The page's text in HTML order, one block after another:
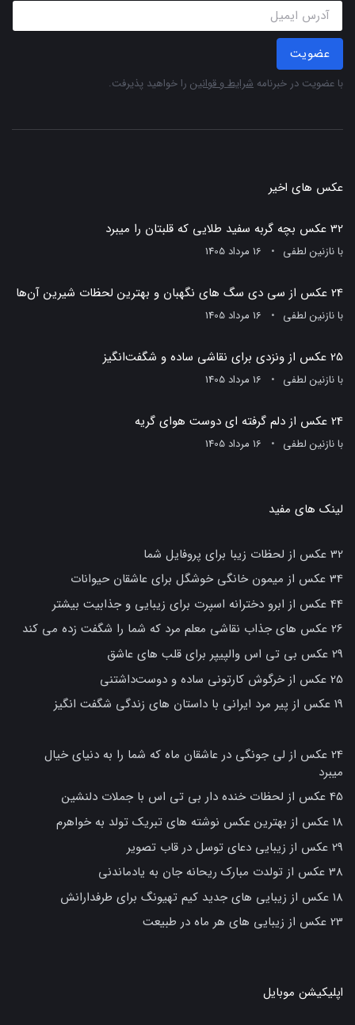
عضویت
با عضویت در خبرنامه شرایط و قوانین را خواهید پذیرفت.
عکس های اخیر
32 عکس بچه گربه سفید طلایی که قلبتان را میبرد
بانازنین لطفی 16 مرداد 1405
24 عکس از سی دی سگ های نگهبان و بهترین لحظات شیرین آن‌ها
بانازنین لطفی 16 مرداد 1405
25 عکس از ونزدی برای نقاشی ساده و شگفت‌انگیز
بانازنین لطفی 16 مرداد 1405
24 عکس از دلم گرفته ای دوست هوای گریه
بانازنین لطفی 16 مرداد 1405
لینک های مفید
32 عکس از لحظات زیبا برای پروفایل شما
34 عکس از میمون خانگی خوشگل برای عاشقان حیوانات
44 عکس از ابرو دخترانه اسپرت برای زیبایی و جذابیت بیشتر
26 عکس های جذاب نقاشی معلم مرد که شما را شگفت زده می کند
29 عکس بی تی اس والپیپر برای قلب های عاشق
25 عکس از خرگوش کارتونی ساده و دوست‌داشتنی
19 عکس از پیر مرد ایرانی با داستان های زندگی شگفت انگیز
24 عکس از لی جونگی در عاشقان ماه که شما را به دنیای خیال
میبرد
45 عکس از لحظات خنده دار بی تی اس با جملات دلنشین
18 عکس از بهترین عکس نوشته های تبریک تولد به خواهرم
29 عکس از زیبایی دعای توسل در قاب تصویر
38 عکس از تولدت مبارک ریحانه جان به یادماندنی
18 عکس از زیبایی های جدید کیم تهیونگ برای طرفدارانش
23 عکس از زیبایی های هر ماه در طبیعت
اپلیکیشن موبایل